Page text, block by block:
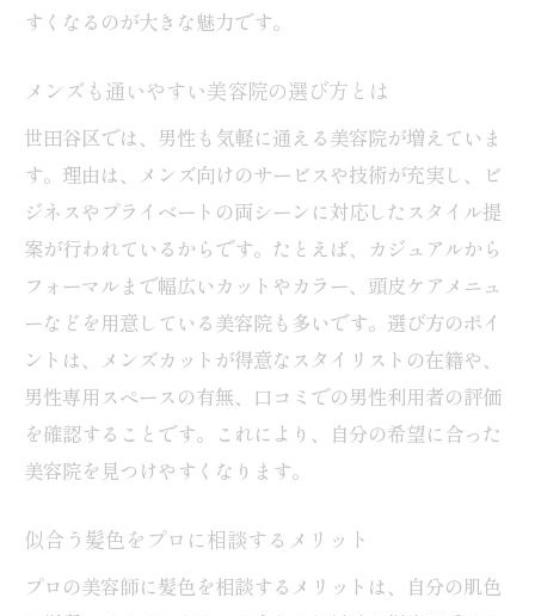
すくなるのが大きな魅力です。
メンズも通いやすい美容院の選び方とは
世田谷区では、男性も気軽に通える美容院が増えていま
す。理由は、メンズ向けのサービスや技術が充実し、ビ
ジネスやプライベートの両シーンに対応したスタイル提
案が行われているからです。たとえば、カジュアルから
フォーマルまで幅広いカットやカラー、頭皮ケアメニュ
ーなどを用意している美容院も多いです。選び方のポイ
ントは、メンズカットが得意なスタイリストの在籍や、
男性専用スペースの有無、口コミでの男性利用者の評価
を確認することです。これにより、自分の希望に合った
美容院を見つけやすくなります。
似合う髪色をプロに相談するメリット
プロの美容師に髪色を相談するメリットは、自分の肌色